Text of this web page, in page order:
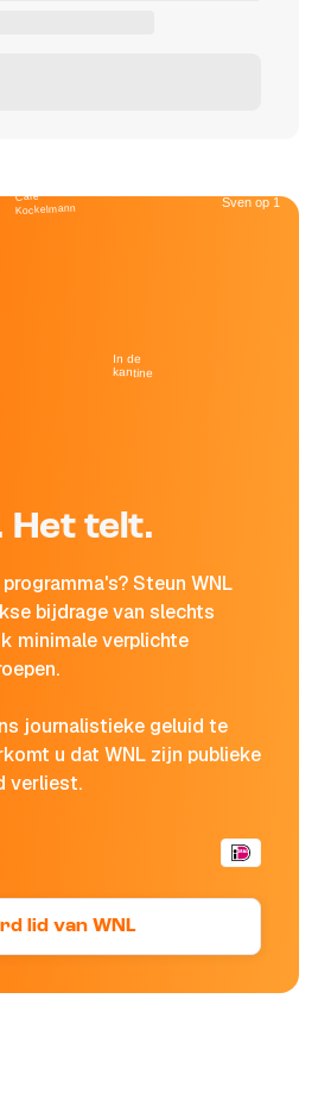
Het telt.
Steun WNL
bijdrage van slechts
minimale verplichte
journalistieke geluid te
u dat WNL zijn publieke
verliest.
lid van WNL
Café
Kockelmann
In de
kantine
Sven op 1